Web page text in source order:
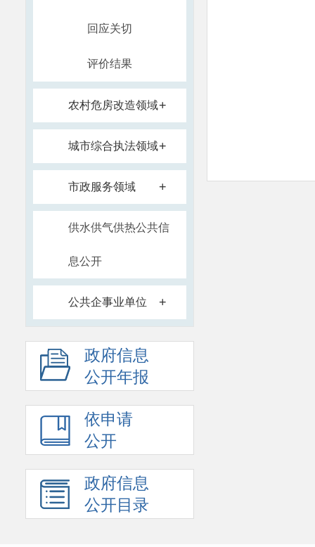
回应关切
评价结果
农村危房改造领域+
城市综合执法领域+
市政服务领域 +
供水供气供热公共信
息公开
公共企事业单位 +
政府信息
公开年报
依申请
公开
政府信息
公开目录